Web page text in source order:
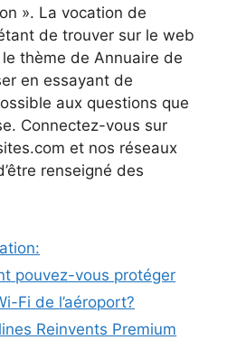
». La vocation de
de trouver sur le web
thème de Annuaire de
en essayant de
aux questions que
Connectez-vous sur
et nos réseaux
renseigné des
pouvez-vous protéger
Fi de l’aéroport?
Reinvents Premium